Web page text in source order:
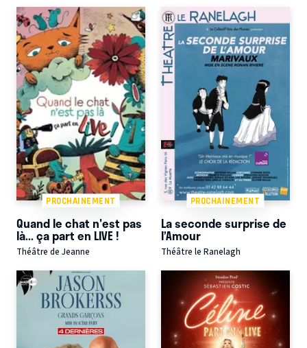
PROCHAINEMENT
Quand le chat n'est pas
là... ça part en LIVE !
Théâtre de Jeanne
PROCHAINEMENT
La seconde surprise de
l’Amour
Théâtre le Ranelagh